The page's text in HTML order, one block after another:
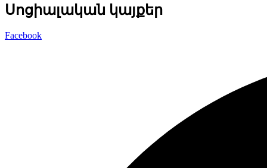
Սոցիալական կայքեր
Facebook